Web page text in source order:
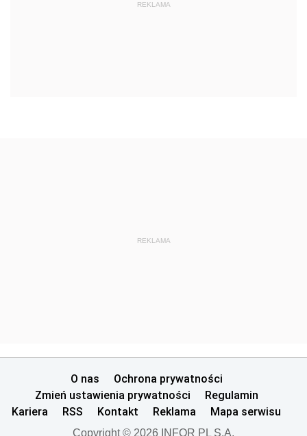
REKLAMA
REKLAMA
O nas
Ochrona prywatności
Zmień ustawienia prywatności
Regulamin
Kariera
RSS Kontakt Reklama Mapa serwisu
Copyright © 2026 INFOR PL S.A.